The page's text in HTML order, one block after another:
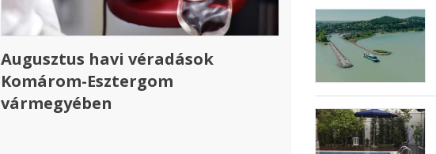
Augusztus havi véradások
Komárom-Esztergom
vármegyében